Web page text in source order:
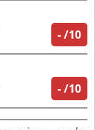
-/10
-/10